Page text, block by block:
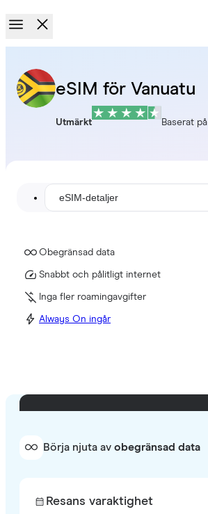
eSIM för Vanuatu
Utmärkt Baserat på
eSIM-detaljer
Obegränsad data
Snabbt och pålitligt internet
Inga fler roamingavgifter
Always On ingår
Börja njuta av obegränsad data
Resans varaktighet